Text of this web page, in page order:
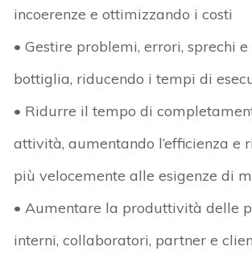
incoerenze e ottimizzando i costi
• Gestire problemi, errori, sprechi
bottiglia, riducendo i tempi di
• Ridurre il tempo di
attività, aumentando l’efficienza e
più velocemente alle esigenze di
• Aumentare la produttività delle
interni, collaboratori, partner e